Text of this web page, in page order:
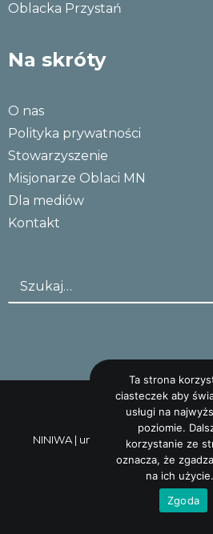
Oblacka Przystań
Na skróty
O nas
Polityka prywatności
Stowarzyszenie
Misjonarze Oblaci MN
Dla mediów
Kontakt
NINIWA | uncreative: studio
Ta strona
ciasteczek aby
usługi na
poziomie.
korzystanie ze
oznacza, że
na ich użycie.
Zgoda